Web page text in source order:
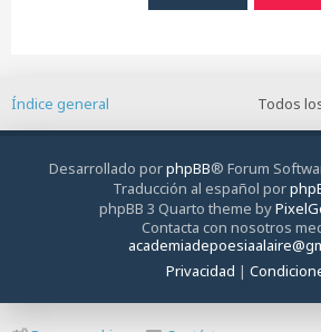
Todos
Índice general
Desarrollado porphpBB® Forum
Traducción al español por
phpBB 3 Quarto theme by
Contacta con nosotros
Privacidad |